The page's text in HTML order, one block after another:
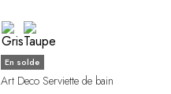
En solde
Art Deco Serviette de bain